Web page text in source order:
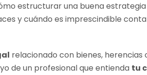
estructurar una buena
y cuándo es imprescindible
relacionado con bienes, herencias
de un profesional que entienda tu